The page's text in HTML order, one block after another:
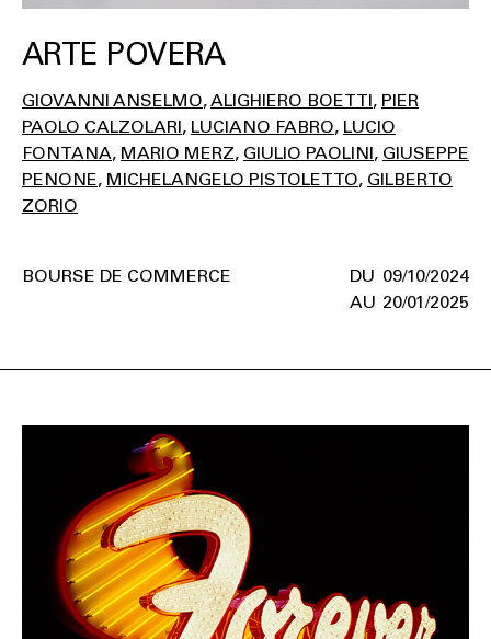
ARTE POVERA
GIOVANNI ANSELMO ALIGHIERO BOETTI PIER
PAOLO CALZOLARI LUCIANO FABRO LUCIO
FONTANA MARIO MERZ GIULIO PAOLINI GIUSEPPE
PENONE MICHELANGELO PISTOLETTO GILBERTO
ZORIO
09/10/2024
20/01/2025
BOURSE DE COMMERCE